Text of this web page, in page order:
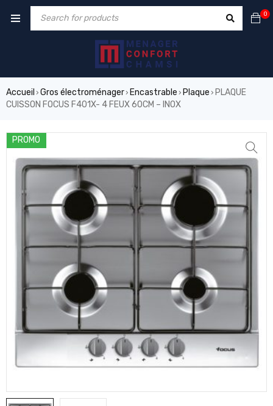
0
Accueil › Gros électroménager› Encastrable › Plaque › PLAQUE
CUISSON FOCUS F401X- 4 FEUX 60CM – INOX
PROMO